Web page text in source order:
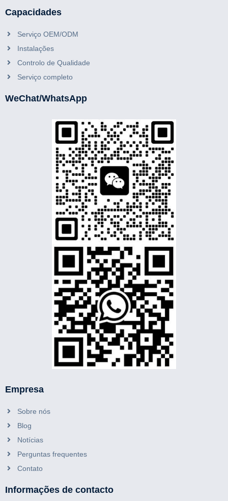
Capacidades
Serviço OEM/ODM
Instalações
Controlo de Qualidade
Serviço completo
WeChat/WhatsApp
Empresa
Sobre nós
Blog
Notícias
Perguntas frequentes
Contato
Informações de contacto